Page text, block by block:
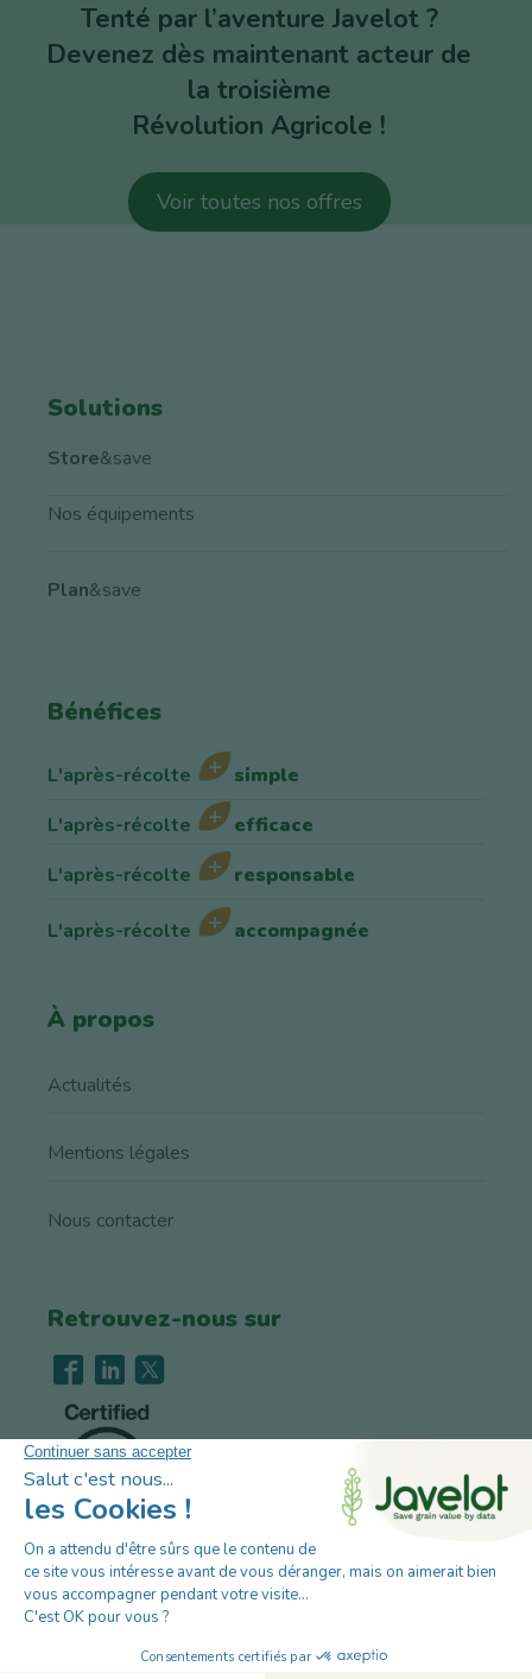
Tenté par l’aventure Javelot ?
Devenez dès maintenant acteur de
la troisième
Révolution Agricole !
Voir toutes nos offres
Solutions
Store&save
Nos équipements
Plan&save
Bénéfices
L'après-récolte
simple
L'après-récolte
efficace
L'après-récolte
responsable
L'après-récolte accompagnée
À propos
Actualités
Mentions légales
Nous contacter
Retrouvez-nous sur
Recrutement